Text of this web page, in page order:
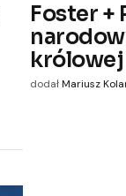
Foster +
królowej
dodał Mariusz